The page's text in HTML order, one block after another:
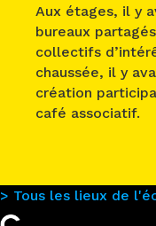
Aux étages, il y
bureaux
collectifs
chaussée, il y
création
café associatif.
> Tous les lieux de